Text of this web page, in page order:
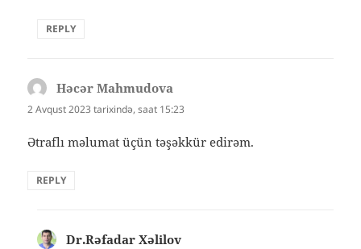
REPLY
Həcər Mahmudova
ki:
2 Avqust 2023 tarixində, saat 15:23
Ətraflı məlumat üçün təşəkkür edirəm.
REPLY
Dr.Rəfadar Xəlilov